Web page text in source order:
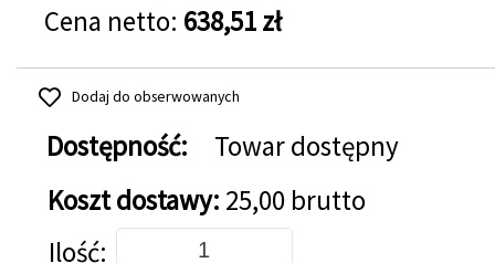
Cena netto: 638,51 zł
Dodaj do obserwowanych
Dostępność:
Towar dostępny
Koszt dostawy: 25,00 brutto
Dodaj do koszyka
Ilość